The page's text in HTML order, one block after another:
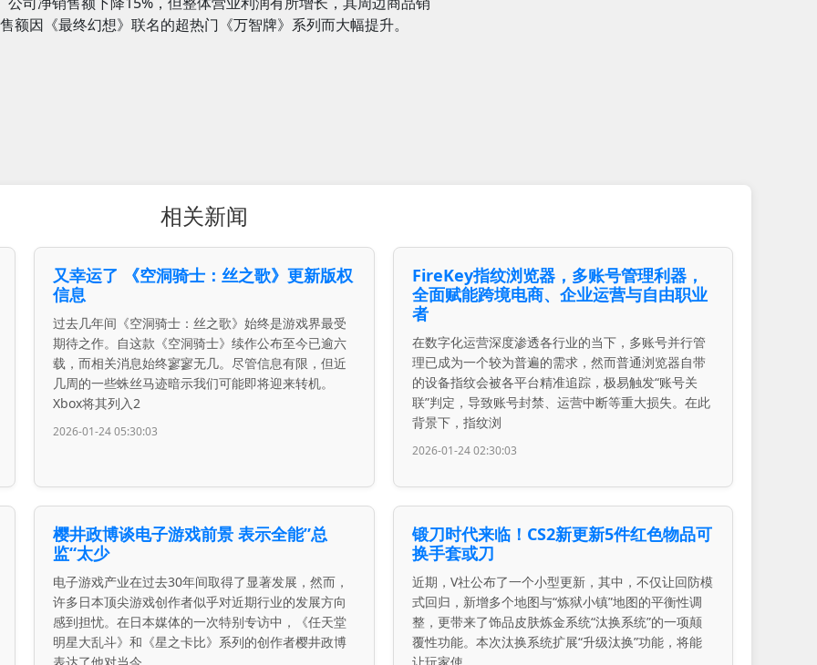
售额因《最终幻想》联名的超热门《万智牌》系列而大幅提升。
相关新闻
又幸运了 《空洞骑士：丝之歌》更新版权
信息
过去几年间《空洞骑士：丝之歌》始终是游戏界最受
期待之作。自这款《空洞骑士》续作公布至今已逾六
载，而相关消息始终寥寥无几。尽管信息有限，但近
几周的一些蛛丝马迹暗示我们可能即将迎来转机。
Xbox将其列入2
2026-01-24 05:30:03
FireKey指纹浏览器，多账号管理利器，
全面赋能跨境电商、企业运营与自由职业
者
在数字化运营深度渗透各行业的当下，多账号并行管
理已成为一个较为普遍的需求，然而普通浏览器自带
的设备指纹会被各平台精准追踪，极易触发“账号关
联”判定，导致账号封禁、运营中断等重大损失。在此
背景下，指纹浏
2026-01-24 02:30:03
樱井政博谈电子游戏前景 表示全能”总
监“太少
电子游戏产业在过去30年间取得了显著发展，然而，
许多日本顶尖游戏创作者似乎对近期行业的发展方向
感到担忧。在日本媒体的一次特别专访中，《任天堂
明星大乱斗》和《星之卡比》系列的创作者樱井政博
锻刀时代来临！CS2新更新5件红色物品可
换手套或刀
近期，V社公布了一个小型更新，其中，不仅让回防模
式回归，新增多个地图与“炼狱小镇”地图的平衡性调
整，更带来了饰品皮肤炼金系统“汰换系统”的一项颠
覆性功能。本次汰换系统扩展“升级汰换”功能，将能